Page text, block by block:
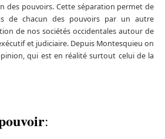
des pouvoirs. Cette séparation permet de
de chacun des pouvoirs par un autre
de nos sociétés occidentales autour de
et judiciaire. Depuis Montesquieu on
qui est en réalité surtout celui de la
: